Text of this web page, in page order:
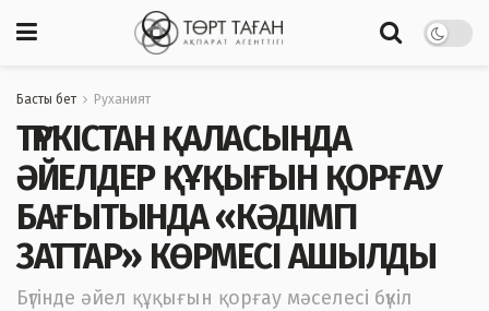
Басты бет Руханият
ТҮРКІСТАН ҚАЛАСЫНДА
ӘЙЕЛДЕР ҚҰҚЫҒЫН ҚОРҒАУ
БАҒЫТЫНДА «КӘДІМГІ
ЗАТТАР» КӨРМЕСІ АШЫЛДЫ
Бүгінде әйел құқығын қорғау мәселесі бүкіл